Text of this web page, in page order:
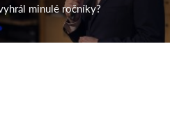
minulé ročníky?